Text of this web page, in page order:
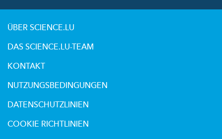
ÜBER SCIENCE.LU
DAS SCIENCE.LU-TEAM
KONTAKT
NUTZUNGSBEDINGUNGEN
DATENSCHUTZLINIEN
COOKIE RICHTLINIEN